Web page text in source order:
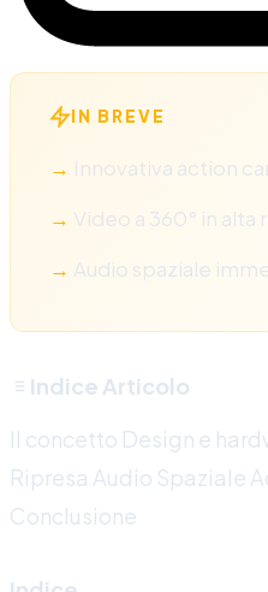
IN BREVE
Innovativa action
Video a 360° in alta
Audio spaziale
Indice Articolo
Il concetto Design e
Ripresa Audio Spaziale
Conclusione